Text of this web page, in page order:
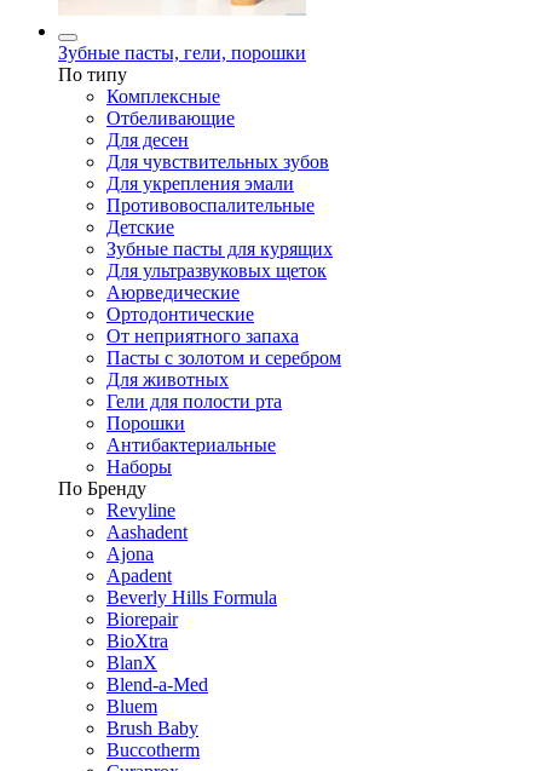
Зубные пасты, гели, порошки
По типу
Комплексные
Отбеливающие
Для десен
Для чувствительных зубов
Для укрепления эмали
Противовоспалительные
Детские
Зубные пасты для курящих
Для ультразвуковых щеток
Аюрведические
Ортодонтические
От неприятного запаха
Пасты с золотом и серебром
Для животных
Гели для полости рта
Порошки
Антибактериальные
Наборы
По Бренду
Revyline
Aashadent
Ajona
Apadent
Beverly Hills Formula
Biorepair
BioXtra
BlanX
Blend-a-Med
Bluem
Brush Baby
Buccotherm